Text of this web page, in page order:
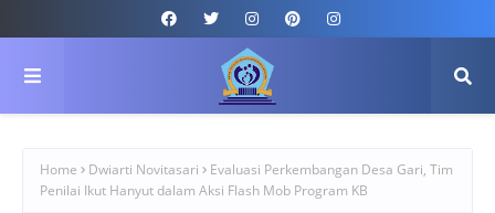
Home Dwiarti Novitasari
Evaluasi Perkembangan Desa Gari, Tim
Penilai Ikut Hanyut dalam Aksi Flash Mob Program KB